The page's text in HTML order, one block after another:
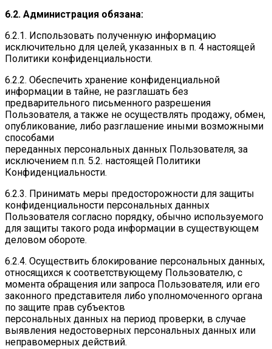
6.2. Администрация обязана:
6.2.1. Использовать полученную информацию
исключительно для целей, указанных в п. 4 настоящей
Политики конфиденциальности.
6.2.2. Обеспечить хранение конфиденциальной
информации в тайне, не разглашать без
предварительного письменного разрешения
Пользователя, а также не осуществлять продажу, обмен,
опубликование, либо разглашение иными возможными
способами
переданных персональных данных Пользователя, за
исключением п.п. 5.2. настоящей Политики
Конфиденциальности.
6.2.3. Принимать меры предосторожности для защиты
конфиденциальности персональных данных
Пользователя согласно порядку, обычно используемого
для защиты такого рода информации в существующем
деловом обороте.
6.2.4. Осуществить блокирование персональных данных,
относящихся к соответствующему Пользователю, с
момента обращения или запроса Пользователя, или его
законного представителя либо уполномоченного органа
по защите прав субъектов
персональных данных на период проверки, в случае
выявления недостоверных персональных данных или
неправомерных действий.